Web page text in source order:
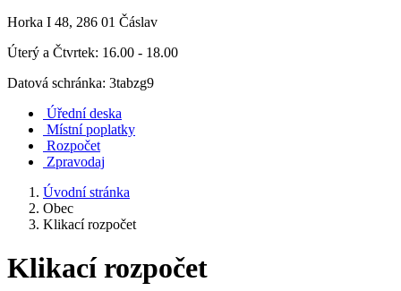
Horka I 48, 286 01 Čáslav
Úterý a Čtvrtek: 16.00 - 18.00
Datová schránka: 3tabzg9
Úřední deska
Místní poplatky
Rozpočet
Zpravodaj
Úvodní stránka
Obec
Klikací rozpočet
Klikací rozpočet